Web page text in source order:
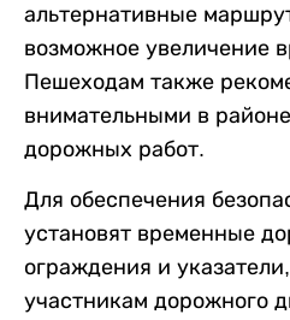
альтернативные
возможное увеличение
Пешеходам также
внимательными в
дорожных работ.
Для обеспечения
установят временные
ограждения и
участникам дорожного